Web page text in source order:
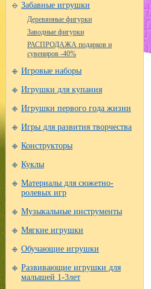
Забавные игрушки
Деревянные фигурки
Заводные фигурки
РАСПРОДАЖА подарков и
сувениров -40%
Игровые наборы
Игрушки для купания
Игрушки первого года жизни
Игры для развития творчества
Конструкторы
Куклы
Материалы для сюжетно-
ролевых игр
Музыкальные инструменты
Мягкие игрушки
Обучающие игрушки
Развивающие игрушки для
малышей 1-3лет